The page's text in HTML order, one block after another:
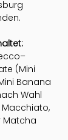
(Mini
Banana
Wahl
Macchiato,
Matcha